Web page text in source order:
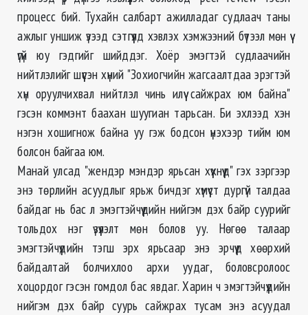
процесс бий. Тухайн салбарт ажилладаг судлаач таны
ажлыг уншиж үзээд сэтгүүлд хэвлэх хэмжээний бүтээл мөн үү
үгүй юу гэдгийг шийддэг. Хоёр эмэгтэй судлаачийн
нийтлэлийг шүүсэн хүний "Зохиогчийн жагсаалтдаа эрэгтэй
хүн оруулчихвал нийтлэл чинь илүү сайжрах юм байна"
гэсэн коммэнт баахан шуугиан тарьсан. Би эхлээд хэн
нэгэн хошигнож байна уу гэж бодсон үнэхээр тийм юм
болсон байгаа юм.
Манай улсад "жендэр мэндэр ярьсан хүүхнүүд" гэх зэргээр
энэ төрлийн асуудлыг ярьж бичдэг хүмүүст дургүй талдаа
байдаг нь бас л эмэгтэйчүүдийн нийгэм дэх байр суурийг
тольдох нэг үзүүлэлт мөн болов уу. Нөгөө талаар
эмэгтэйчүүдийн тэгш эрх ярьсаар энэ эрчүүд хөөрхий
байдалтай болчихлоо архи уудаг, боловсролоос
хоцордог гэсэн гомдол бас явдаг. Харин ч эмэгтэйчүүдийн
нийгэм дэх байр суурь сайжрах тусам энэ асуудал